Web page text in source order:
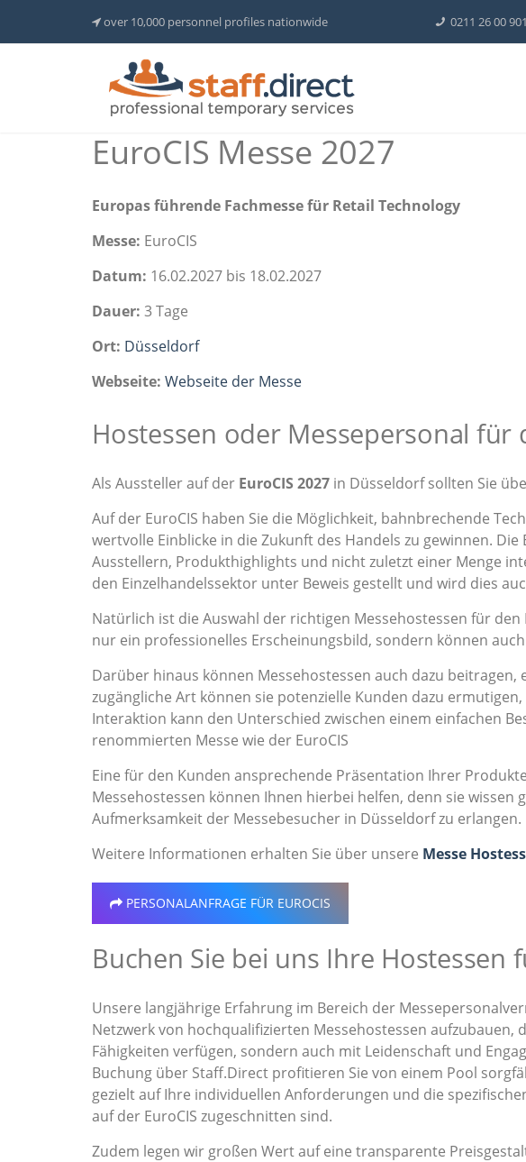
over 10,000 personnel profiles nationwide 0211 26 00
EuroCIS Messe 2027
Europas führende Fachmesse für Retail Technology
Messe: EuroCIS
Datum: 16.02.2027 bis 18.02.2027
Dauer: 3 Tage
Ort: Düsseldorf
Webseite: Webseite der Messe
Hostessen oder Messepersonal für
Als Aussteller auf der EuroCIS 2027 in Düsseldorf sollten Sie
Auf der EuroCIS haben Sie die Möglichkeit, bahnbrechende
wertvolle Einblicke in die Zukunft des Handels zu gewinnen.
Ausstellern, Produkthighlights und nicht zuletzt einer Menge
den Einzelhandelssektor unter Beweis gestellt und wird dies
Natürlich ist die Auswahl der richtigen Messehostessen für
nur ein professionelles Erscheinungsbild, sondern können
Darüber hinaus können Messehostessen auch dazu
zugängliche Art können sie potenzielle Kunden dazu
Interaktion kann den Unterschied zwischen einem einfachen
renommierten Messe wie der EuroCIS
Eine für den Kunden ansprechende Präsentation Ihrer
Messehostessen können Ihnen hierbei helfen, denn sie
Aufmerksamkeit der Messebesucher in Düsseldorf zu erlangen.
Weitere Informationen erhalten Sie über unsere Messe
PERSONALANFRAGE FÜR EUROCIS
Buchen Sie bei uns Ihre Hostessen
Unsere langjährige Erfahrung im Bereich der
Netzwerk von hochqualifizierten Messehostessen aufzubauen,
Fähigkeiten verfügen, sondern auch mit Leidenschaft und
Buchung über Staff.Direct profitieren Sie von einem Pool
gezielt auf Ihre individuellen Anforderungen und die
auf der EuroCIS zugeschnitten sind.
Zudem legen wir großen Wert auf eine transparente